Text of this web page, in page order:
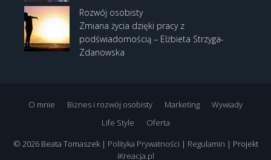
Rozwój osobisty
Zmiana życia dzięki pracy z
podświadomością – Elżbieta Strzyga-
Zdanowska
O mnie Biznes i rozwój osobisty Marketing
Wywiady
Life Style
Oferta
© 2026 Beata Tomaszek | Polityka Prywatności | Regulamin | Projekt
iKreacja.pl